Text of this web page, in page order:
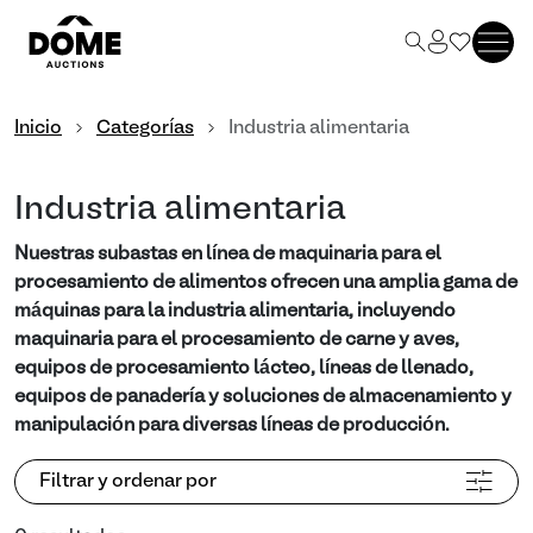
Inicio Categorías Industria alimentaria
Industria alimentaria
Nuestras subastas en línea de maquinaria para el
procesamiento de alimentos ofrecen una amplia gama de
máquinas para la industria alimentaria, incluyendo
maquinaria para el procesamiento de carne y aves,
equipos de procesamiento lácteo, líneas de llenado,
equipos de panadería y soluciones de almacenamiento y
manipulación para diversas líneas de producción.
Filtrar y ordenar por